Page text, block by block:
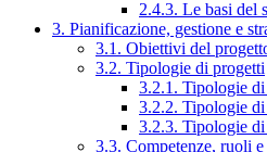
2.4.3. Le basi del
3. Pianificazione, gestione e
3.1. Obiettivi del
3.2. Tipologie di progetti
3.2.1. Tipologie
3.2.2. Tipologie
3.2.3. Tipologie di
3.3. Competenze, ruoli